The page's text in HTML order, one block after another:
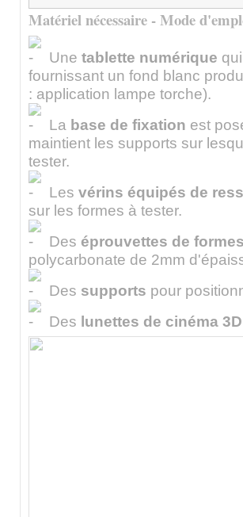
Matériel nécessaire - Mode
Une tablette numérique
fournissant un fond blanc
: application lampe torche).
La base de fixation est
maintient les supports sur
tester.
Les vérins équipés de
sur les formes à tester.
Des éprouvettes de
polycarbonate de 2mm
Des supports pour
Des lunettes de cinéma 3D